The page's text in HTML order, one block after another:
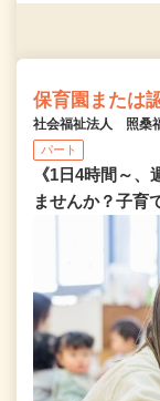
保育園または
社会福祉法人 照桑
パート
《1日4時間～
ませんか？子育